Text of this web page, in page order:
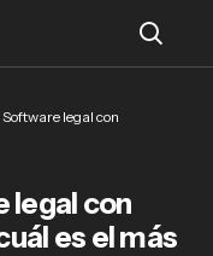
legal con
legal con
es el más